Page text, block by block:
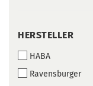
HERSTELLER
HERSTELLER
HABA
Ravensburger